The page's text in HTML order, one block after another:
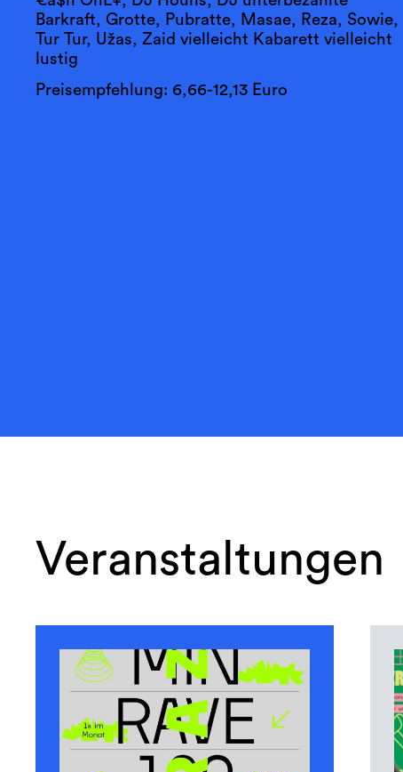
Barkraft, Grotte, Pubratte, Masae, Reza, Sowie,
Tur Tur, Užas, Zaid vielleicht Kabarett vielleicht
lustig
Preisempfehlung: 6,66-12,13 Euro
Veranstaltungen